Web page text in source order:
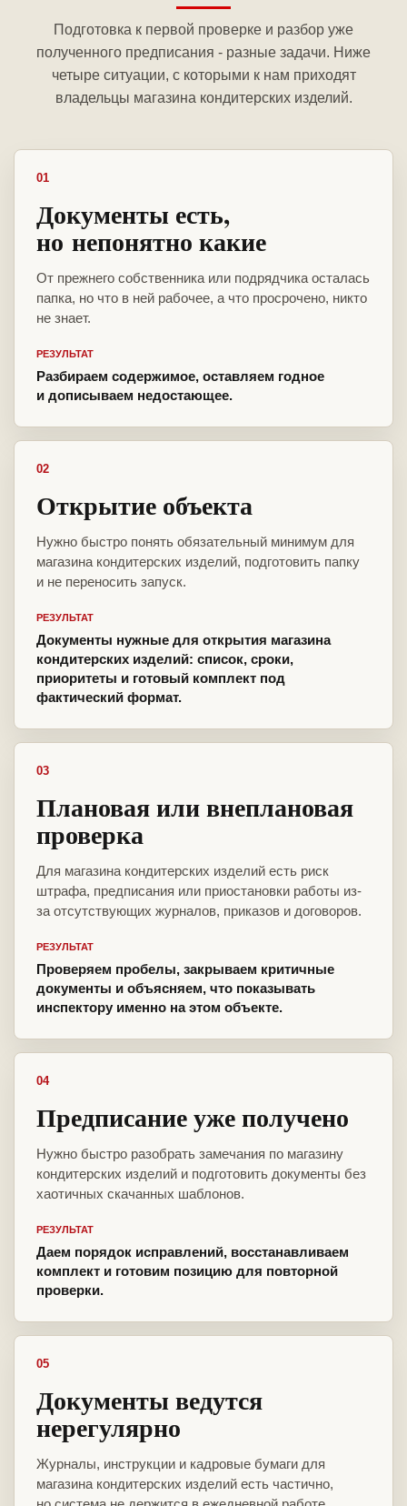
Подготовка к первой проверке и разбор уже
полученного предписания - разные задачи. Ниже
четыре ситуации, с которыми к нам приходят
владельцы магазина кондитерских изделий.
01
Документы есть,
но непонятно какие
От прежнего собственника или подрядчика осталась
папка, но что в ней рабочее, а что просрочено, никто
не знает.
РЕЗУЛЬТАТ
Разбираем содержимое, оставляем годное
и дописываем недостающее.
02
Открытие объекта
Нужно быстро понять обязательный минимум для
магазина кондитерских изделий, подготовить папку
и не переносить запуск.
РЕЗУЛЬТАТ
Документы нужные для открытия магазина
кондитерских изделий: список, сроки,
приоритеты и готовый комплект под
фактический формат.
03
Плановая или внеплановая
проверка
Для магазина кондитерских изделий есть риск
штрафа, предписания или приостановки работы из-
за отсутствующих журналов, приказов и договоров.
РЕЗУЛЬТАТ
Проверяем пробелы, закрываем критичные
документы и объясняем, что показывать
инспектору именно на этом объекте.
04
Предписание уже получено
Нужно быстро разобрать замечания по магазину
кондитерских изделий и подготовить документы без
хаотичных скачанных шаблонов.
РЕЗУЛЬТАТ
Даем порядок исправлений, восстанавливаем
комплект и готовим позицию для повторной
проверки.
05
Документы ведутся
нерегулярно
Журналы, инструкции и кадровые бумаги для
магазина кондитерских изделий есть частично,